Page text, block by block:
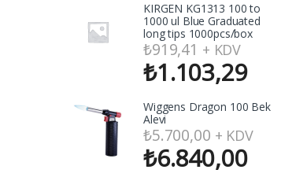
KIRGEN KG1313 100 to
1000 ul Blue Graduated
long tips 1000pcs/box
₺919,41 + KDV
₺1.103,29
Wiggens Dragon 100 Bek
Alevi
₺5.700,00 + KDV
₺6.840,00